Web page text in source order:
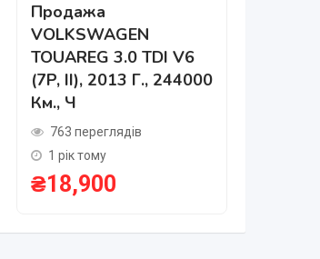
Продажа
VOLKSWAGEN
TOUAREG 3.0 TDI V6
(7P, II), 2013 Г., 244000
Км., Ч
763 переглядів
1 рік тому
₴18,900